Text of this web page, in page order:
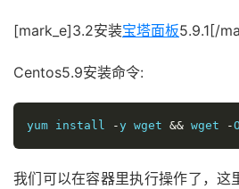
[mark_e]3.2安装宝塔面板5.9.1[/
Centos5.9安装命令:
yum install
-y wget && wget -
我们可以在容器里执行操作了，这